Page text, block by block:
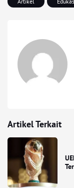
Artikel Terkait